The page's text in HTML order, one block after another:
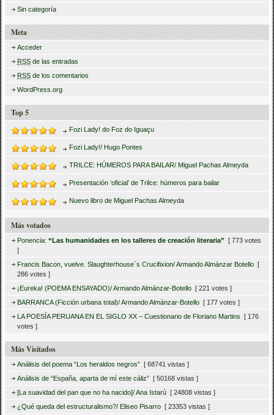
Sin categoría
Meta
Acceder
RSS de las entradas
RSS de los comentarios
WordPress.org
Top 5
Fozi Lady! do Foz do Iguaçu
Fozi Lady!/ Hugo Pontes
TRILCE: HÚMEROS PARA BAILAR/ Miguel Pachas Almeyda
Presentación ‘oficial’ de Trilce: húmeros para bailar
Nuevo libro de Miguel Pachas Almeyda
Más votados
Ponencia:“Las humanidades en los talleres de creación literaria”
[ 773 votes
]
Francis Bacon, vuelve. Slaughterhouse´s Crucifixion/ Armando Almánzar Botello [
286 votes ]
¡Eureka! (POEMA ENSAYADO)/ Armando Almánzar-Botello [ 221 votes ]
BARRANCA (Ficción urbana total)/ Armando Almánzar-Botello [ 177 votes ]
LA POESÍA PERUANA EN EL SIGLO XX – Cuestionario de Floriano Martins
[ 176
votes ]
Más Visitados
Análisis del poema “Los heraldos negros” [ 68741 vistas ]
Análisis de “España, aparta de mí este cáliz” [ 50168 vistas ]
[La suavidad del pan que no ha nacido]/ Ana Istarú [ 24808 vistas ]
¿Qué queda del estructuralismo?/ Eliseo Pisarro [ 23353 vistas ]